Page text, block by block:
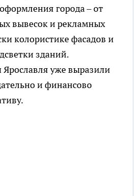
города – от
вывесок и рекламных
колористике фасадов и
зданий.
уже выразили
и финансово